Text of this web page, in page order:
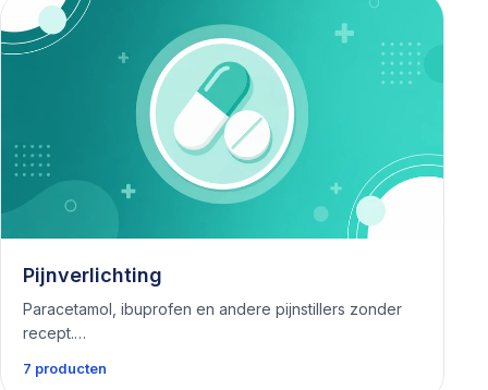
Pijnverlichting
Paracetamol, ibuprofen en andere pijnstillers zonder
recept.…
7 producten